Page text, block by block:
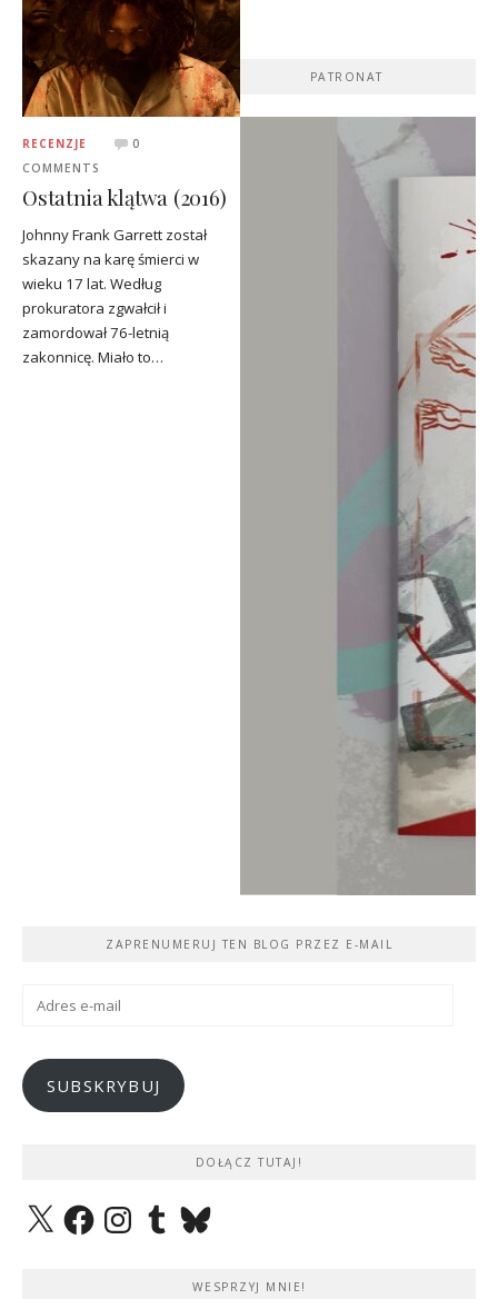
RECENZJE
0
COMMENTS
Ostatnia klątwa (2016)
Johnny Frank Garrett został
skazany na karę śmierci w
wieku 17 lat. Według
prokuratora zgwałcił i
zamordował 76-letnią
zakonnicę. Miało to…
PATRONAT
ZAPRENUMERUJ TEN BLOG PRZEZ E-MAIL
Adres
SUBSKRYBUJ
DOŁĄCZ TUTAJ!
X FacebookInstagramTumblrBluesky
WESPRZYJ MNIE!